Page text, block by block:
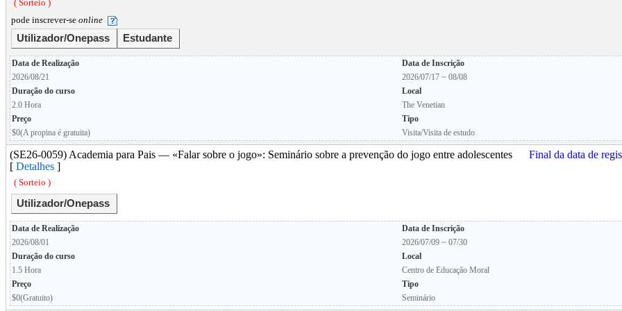
( Sorteio )
pode inscrever-se online
Utilizador/Onepass Estudante
Data de Realização
Data de Inscrição
2026/08/21
2026/07/17 ~ 08/08
Duração do curso
Local
2.0 Hora
The Venetian
Preço
Tipo
$0(A propina é gratuita)
Visita/Visita de estudo
(SE26-0059) Academia para Pais — «Falar sobre o jogo»: Seminário sobre a prevenção do jogo entre adolescentes
Final da data de
[ Detalhes ]
( Sorteio )
Utilizador/Onepass
Data de Realização
Data de Inscrição
2026/08/01
2026/07/09 ~ 07/30
Duração do curso
Local
1.5 Hora
Centro de Educação Moral
Preço
Tipo
$0(Gratuito)
Seminário